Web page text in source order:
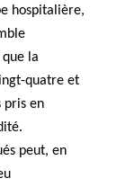
hospitalière,
la
quatre et
pris en
peut, en